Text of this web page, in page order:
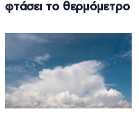
φτάσει το θερμόμετρο